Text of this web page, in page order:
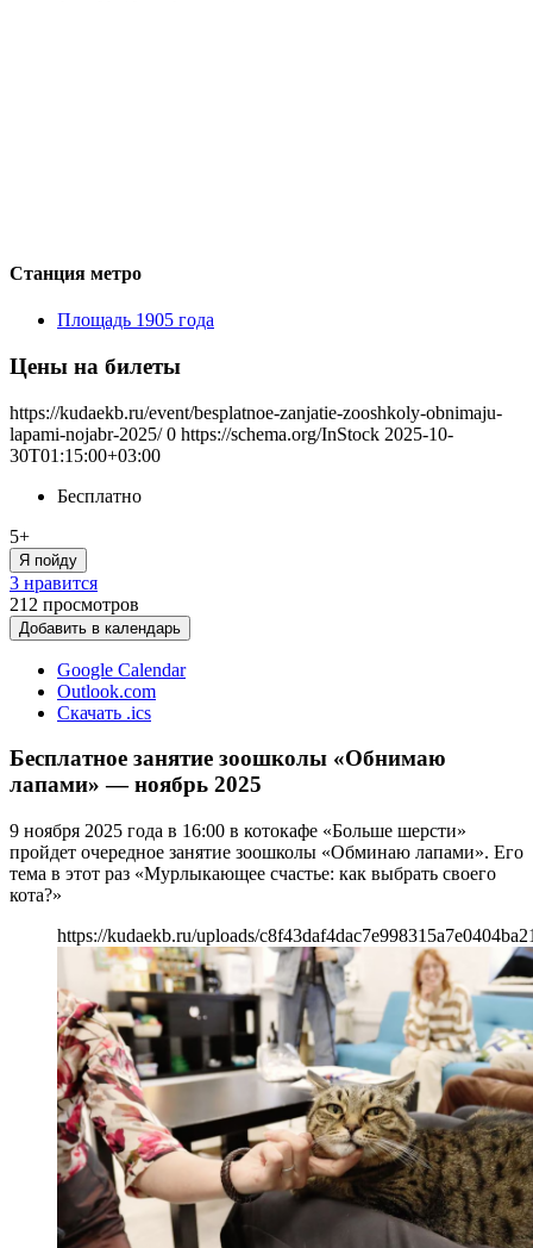
Станция метро
Площадь 1905 года
Цены на билеты
https://kudaekb.ru/event/besplatnoe-zanjatie-zooshkoly-obnimaju-
lapami-nojabr-2025/ 0 https://schema.org/InStock 2025-10-
30T01:15:00+03:00
Бесплатно
5+
Я пойду
3 нравится
212 просмотров
Добавить в календарь
Google Calendar
Outlook.com
Скачать .ics
Бесплатное занятие зоошколы «Обнимаю
лапами» — ноябрь 2025
9 ноября 2025 года в 16:00 в котокафе «Больше шерсти»
пройдет очередное занятие зоошколы «Обминаю лапами». Его
тема в этот раз «Мурлыкающее счастье: как выбрать своего
кота?»
https://kudaekb.ru/uploads/